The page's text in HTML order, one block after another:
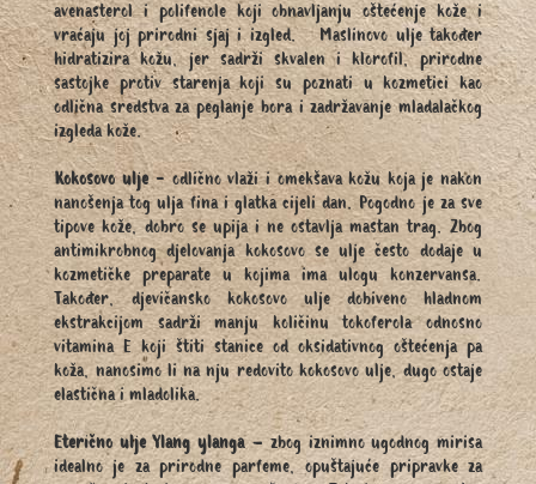
avenasterol i polifenole koji obnavljanju oštećenje kože i
vraćaju joj prirodni sjaj i izgled. Maslinovo ulje također
hidratizira kožu, jer sadrži skvalen i klorofil, prirodne
sastojke protiv starenja koji su poznati u kozmetici kao
odlična sredstva za peglanje bora i zadržavanje mladalačkog
izgleda kože.
Kokosovo ulje- odlično vlaži i omekšava kožu koja je nakon
nanošenja tog ulja fina i glatka cijeli dan. Pogodno je za sve
tipove kože, dobro se upija i ne ostavlja mastan trag. Zbog
antimikrobnog djelovanja kokosovo se ulje često dodaje u
kozmetičke preparate u kojima ima ulogu konzervansa.
Također, djevičansko kokosovo ulje dobiveno hladnom
ekstrakcijom sadrži manju količinu tokoferola
odnosno
vitamina E koji štiti stanice od oksidativnog oštećenja pa
koža, nanosimo li na nju redovito kokosovo ulje, dugo ostaje
elastična i mladolika.
Eterično ulje Ylang ylanga– zbog iznimno ugodnog mirisa
idealno je za prirodne parfeme, opuštajuće pripravke za